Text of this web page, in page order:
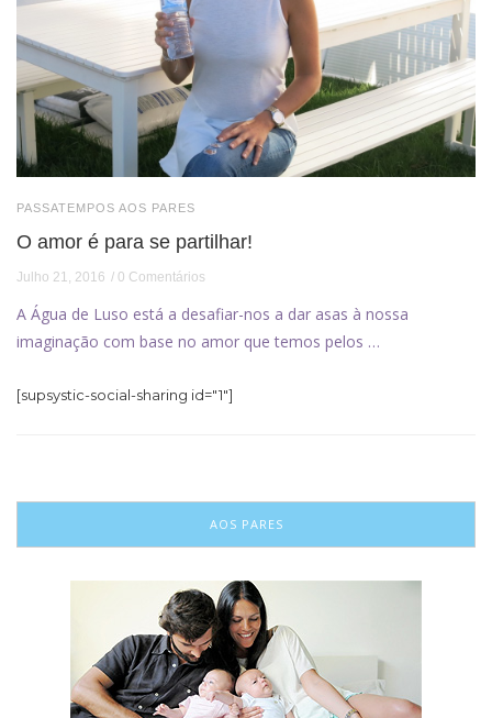
PASSATEMPOS AOS PARES
O amor é para se partilhar!
Julho 21, 2016 0 Comentários
A Água de Luso está a desafiar-nos a dar asas à nossa
imaginação com base no amor que temos pelos …
[supsystic-social-sharing id="1"]
AOS PARES